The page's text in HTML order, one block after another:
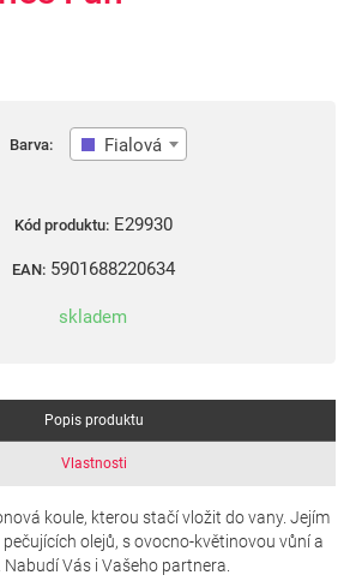
Barva: Fialová
Kód produktu: E29930
EAN: 5901688220634
skladem
Popis produktu
Vlastnosti
koule, kterou stačí vložit do vany. Jejím
olejů, s ovocno-květinovou vůní a
Vás i Vašeho partnera.